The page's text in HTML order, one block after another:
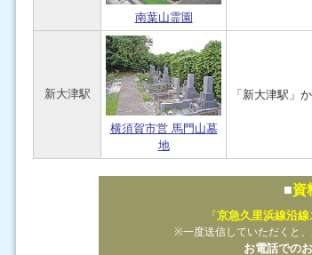
南葉山霊園
新大津駅
横須賀市営 馬門山墓
地
「新大津駅」
■資
『京急久里浜線沿線
※一度送信していただくと、
お電話での